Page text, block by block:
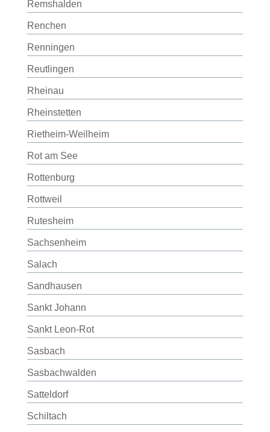
Remshalden
Renchen
Renningen
Reutlingen
Rheinau
Rheinstetten
Rietheim-Weilheim
Rot am See
Rottenburg
Rottweil
Rutesheim
Sachsenheim
Salach
Sandhausen
Sankt Johann
Sankt Leon-Rot
Sasbach
Sasbachwalden
Satteldorf
Schiltach